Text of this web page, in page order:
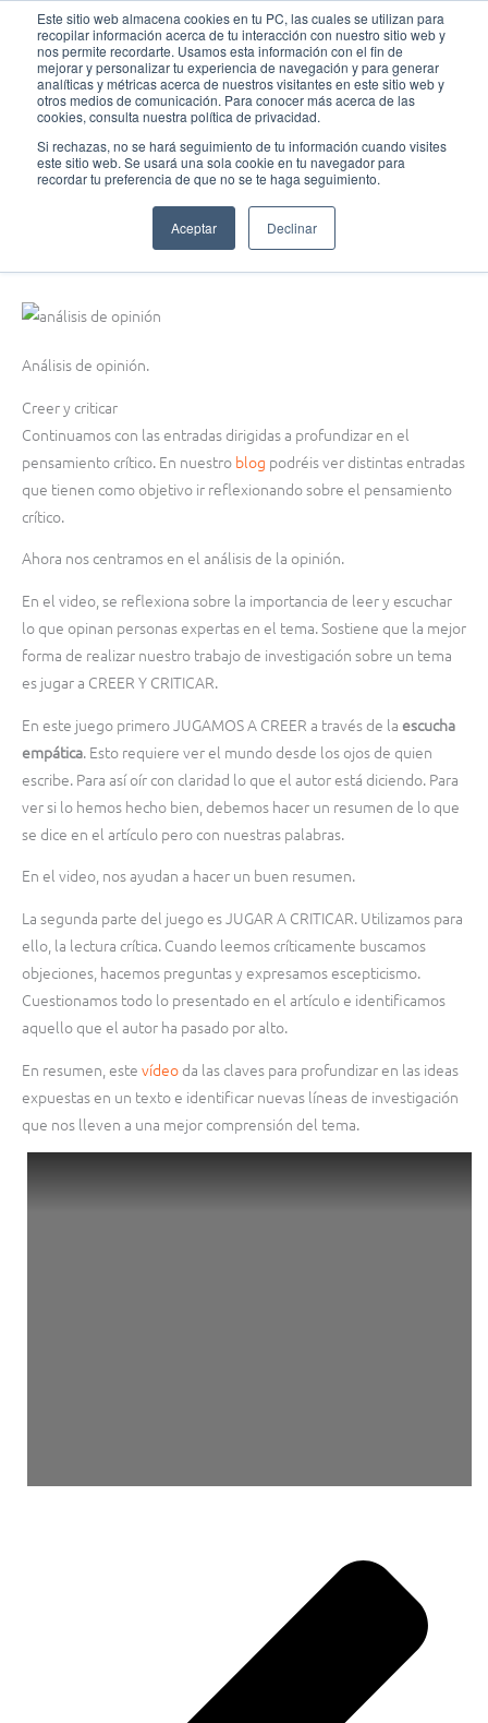
Este sitio web almacena cookies en tu PC, las cuales se utilizan para
recopilar información acerca de tu interacción con nuestro sitio web y
nos permite recordarte. Usamos esta información con el fin de
mejorar y personalizar tu experiencia de navegación y para generar
analíticas y métricas acerca de nuestros visitantes en este sitio web y
otros medios de comunicación. Para conocer más acerca de las
cookies, consulta nuestra política de privacidad.
Si rechazas, no se hará seguimiento de tu información cuando visites
este sitio web. Se usará una sola cookie en tu navegador para
recordar tu preferencia de que no se te haga seguimiento.
Aceptar Declinar
contenido
Fundación Actívate
Pensamiento crítico
Análisis de opinión.
Creer y criticar
Continuamos con las entradas dirigidas a profundizar en el
pensamiento crítico. En nuestro blog podréis ver distintas entradas
que tienen como objetivo ir reflexionando sobre el pensamiento
crítico.
Ahora nos centramos en el análisis de la opinión.
En el video, se reflexiona sobre la importancia de leer y escuchar
lo que opinan personas expertas en el tema. Sostiene que la mejor
forma de realizar nuestro trabajo de investigación sobre un tema
es jugar a CREER Y CRITICAR.
En este juego primero JUGAMOS A CREER a través de la escucha
empática. Esto requiere ver el mundo desde los ojos de quien
escribe. Para así oír con claridad lo que el autor está diciendo. Para
ver si lo hemos hecho bien, debemos hacer un resumen de lo que
se dice en el artículo pero con nuestras palabras.
En el video, nos ayudan a hacer un buen resumen.
La segunda parte del juego es JUGAR A CRITICAR. Utilizamos para
ello, la lectura crítica. Cuando leemos críticamente buscamos
objeciones, hacemos preguntas y expresamos escepticismo.
Cuestionamos todo lo presentado en el artículo e identificamos
aquello que el autor ha pasado por alto.
En resumen, este vídeoda las claves para profundizar en las ideas
expuestas en un texto e identificar nuevas líneas de investigación
que nos lleven a una mejor comprensión del tema.